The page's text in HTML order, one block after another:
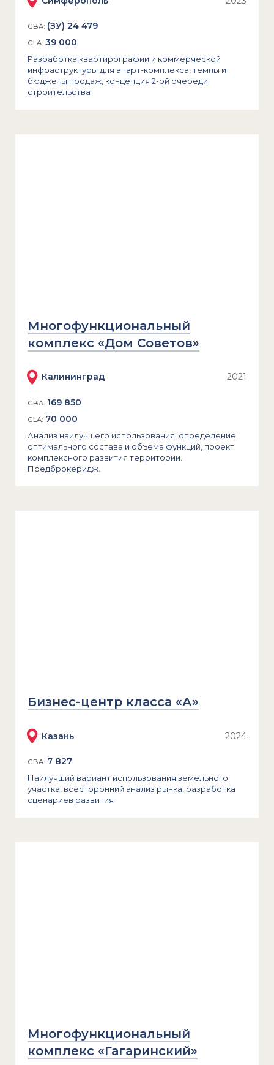
GBA: (ЗУ) 24 479
GLA: 39 000
Разработка квартирографии и коммерческой
инфраструктуры для апарт-комплекса, темпы и
бюджеты продаж, концепция 2-ой очереди
строительства
Многофункциональный
комплекс «Дом Советов»
Калининград 2021
GBA: 169 850
GLA: 70 000
Анализ наилучшего использования, определение
оптимального состава и объема функций, проект
комплексного развития территории.
Предброкеридж.
Бизнес-центр класса «А»
Казань 2024
GBA: 7 827
Наилучший вариант использования земельного
участка, всесторонний анализ рынка, разработка
сценариев развития
Многофункциональный
комплекс «Гагаринский»